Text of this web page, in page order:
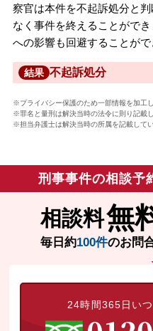
察官は本件を不起訴処分と
なく事件を終えることがで
への影響も回避することがで
結果 不起訴処分
※プライバシー保護のため一部情報を加工し
※罪名と量刑は解決当時の法令に則り記載し
※担当弁護士は解決当時の所属を記載してい
刑事事件の相談予
相談料無
毎日約100件のお問
24時間365日い